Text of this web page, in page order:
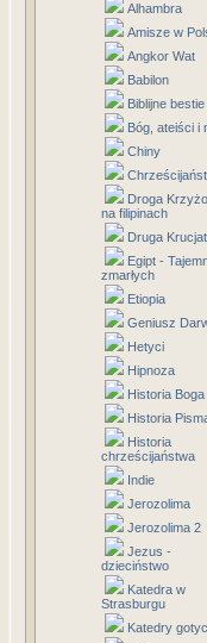
Alhambra
Amisze w
Angkor Wat
Babilon
Biblijne bestie
Bóg, ateiści i
Chiny
Droga
na filipinach
Druga
Egipt -
zmarłych
Etiopia
Geniusz
Hetyci
Hipnoza
Historia Boga
Historia
Historia
chrześcijaństwa
Indie
Jerozolima
Jerozolima 2
Jezus -
dzieciństwo
Katedra w
Strasburgu
Katedry